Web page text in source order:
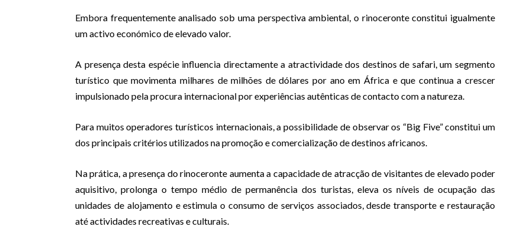
Embora frequentemente analisado sob uma perspectiva ambiental, o rinoceronte constitui igualmente
um activo económico de elevado valor.
A presença desta espécie influencia directamente a atractividade dos destinos de safari, um segmento
turístico que movimenta milhares de milhões de dólares por ano em África e que continua a crescer
impulsionado pela procura internacional por experiências autênticas de contacto com a natureza.
Para muitos operadores turísticos internacionais, a possibilidade de observar os “Big Five” constitui um
dos principais critérios utilizados na promoção e comercialização de destinos africanos.
Na prática, a presença do rinoceronte aumenta a capacidade de atracção de visitantes de elevado poder
aquisitivo, prolonga o tempo médio de permanência dos turistas, eleva os níveis de ocupação das
unidades de alojamento e estimula o consumo de serviços associados, desde transporte e restauração
até actividades recreativas e culturais.